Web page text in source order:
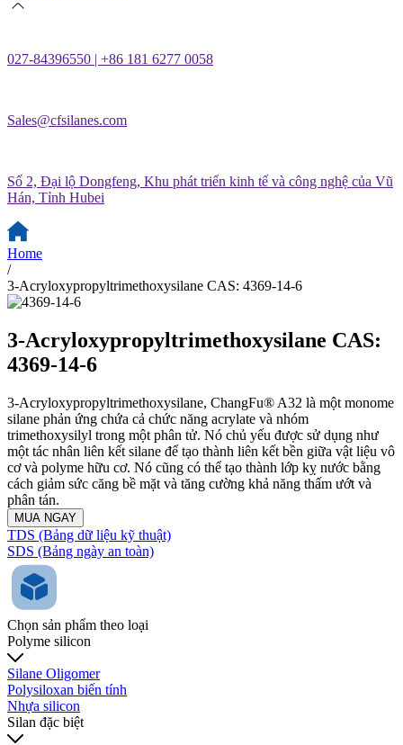
027-84396550 | +86 181 6277 0058
Sales@cfsilanes.com
Số 2, Đại lộ Dongfeng, Khu phát triển kinh tế và công nghệ của Vũ
Hán, Tỉnh Hubei
Home
/
3-Acryloxypropyltrimethoxysilane CAS: 4369-14-6
3-Acryloxypropyltrimethoxysilane CAS:
4369-14-6
3-Acryloxypropyltrimethoxysilane, ChangFu® A32 là một monome
silane phản ứng chứa cả chức năng acrylate và nhóm
trimethoxysilyl trong một phân tử. Nó chủ yếu được sử dụng như
một tác nhân liên kết silane để tạo thành liên kết bền giữa vật liệu vô
cơ và polyme hữu cơ. Nó cũng có thể tạo thành lớp kỵ nước bằng
cách giảm sức căng bề mặt và tăng cường khả năng thấm ướt và
phân tán.
MUA NGAY
TDS (Bảng dữ liệu kỹ thuật)
SDS (Bảng ngày an toàn)
Chọn sản phẩm theo loại
Polyme silicon
Silane Oligomer
Polysiloxan biến tính
Nhựa silicon
Silan đặc biệt